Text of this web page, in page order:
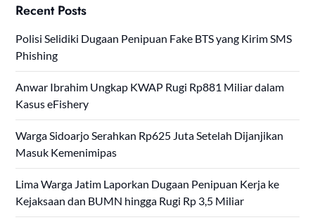
Recent Posts
Polisi Selidiki Dugaan Penipuan Fake BTS yang Kirim SMS
Phishing
Anwar Ibrahim Ungkap KWAP Rugi Rp881 Miliar dalam
Kasus eFishery
Warga Sidoarjo Serahkan Rp625 Juta Setelah Dijanjikan
Masuk Kemenimipas
Lima Warga Jatim Laporkan Dugaan Penipuan Kerja ke
Kejaksaan dan BUMN hingga Rugi Rp 3,5 Miliar